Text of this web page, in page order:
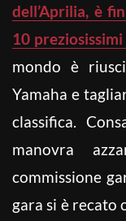
dell’Aprilia, è
10
mondo è
Yamaha e
classifica.
manovra
commissione
gara si è recato